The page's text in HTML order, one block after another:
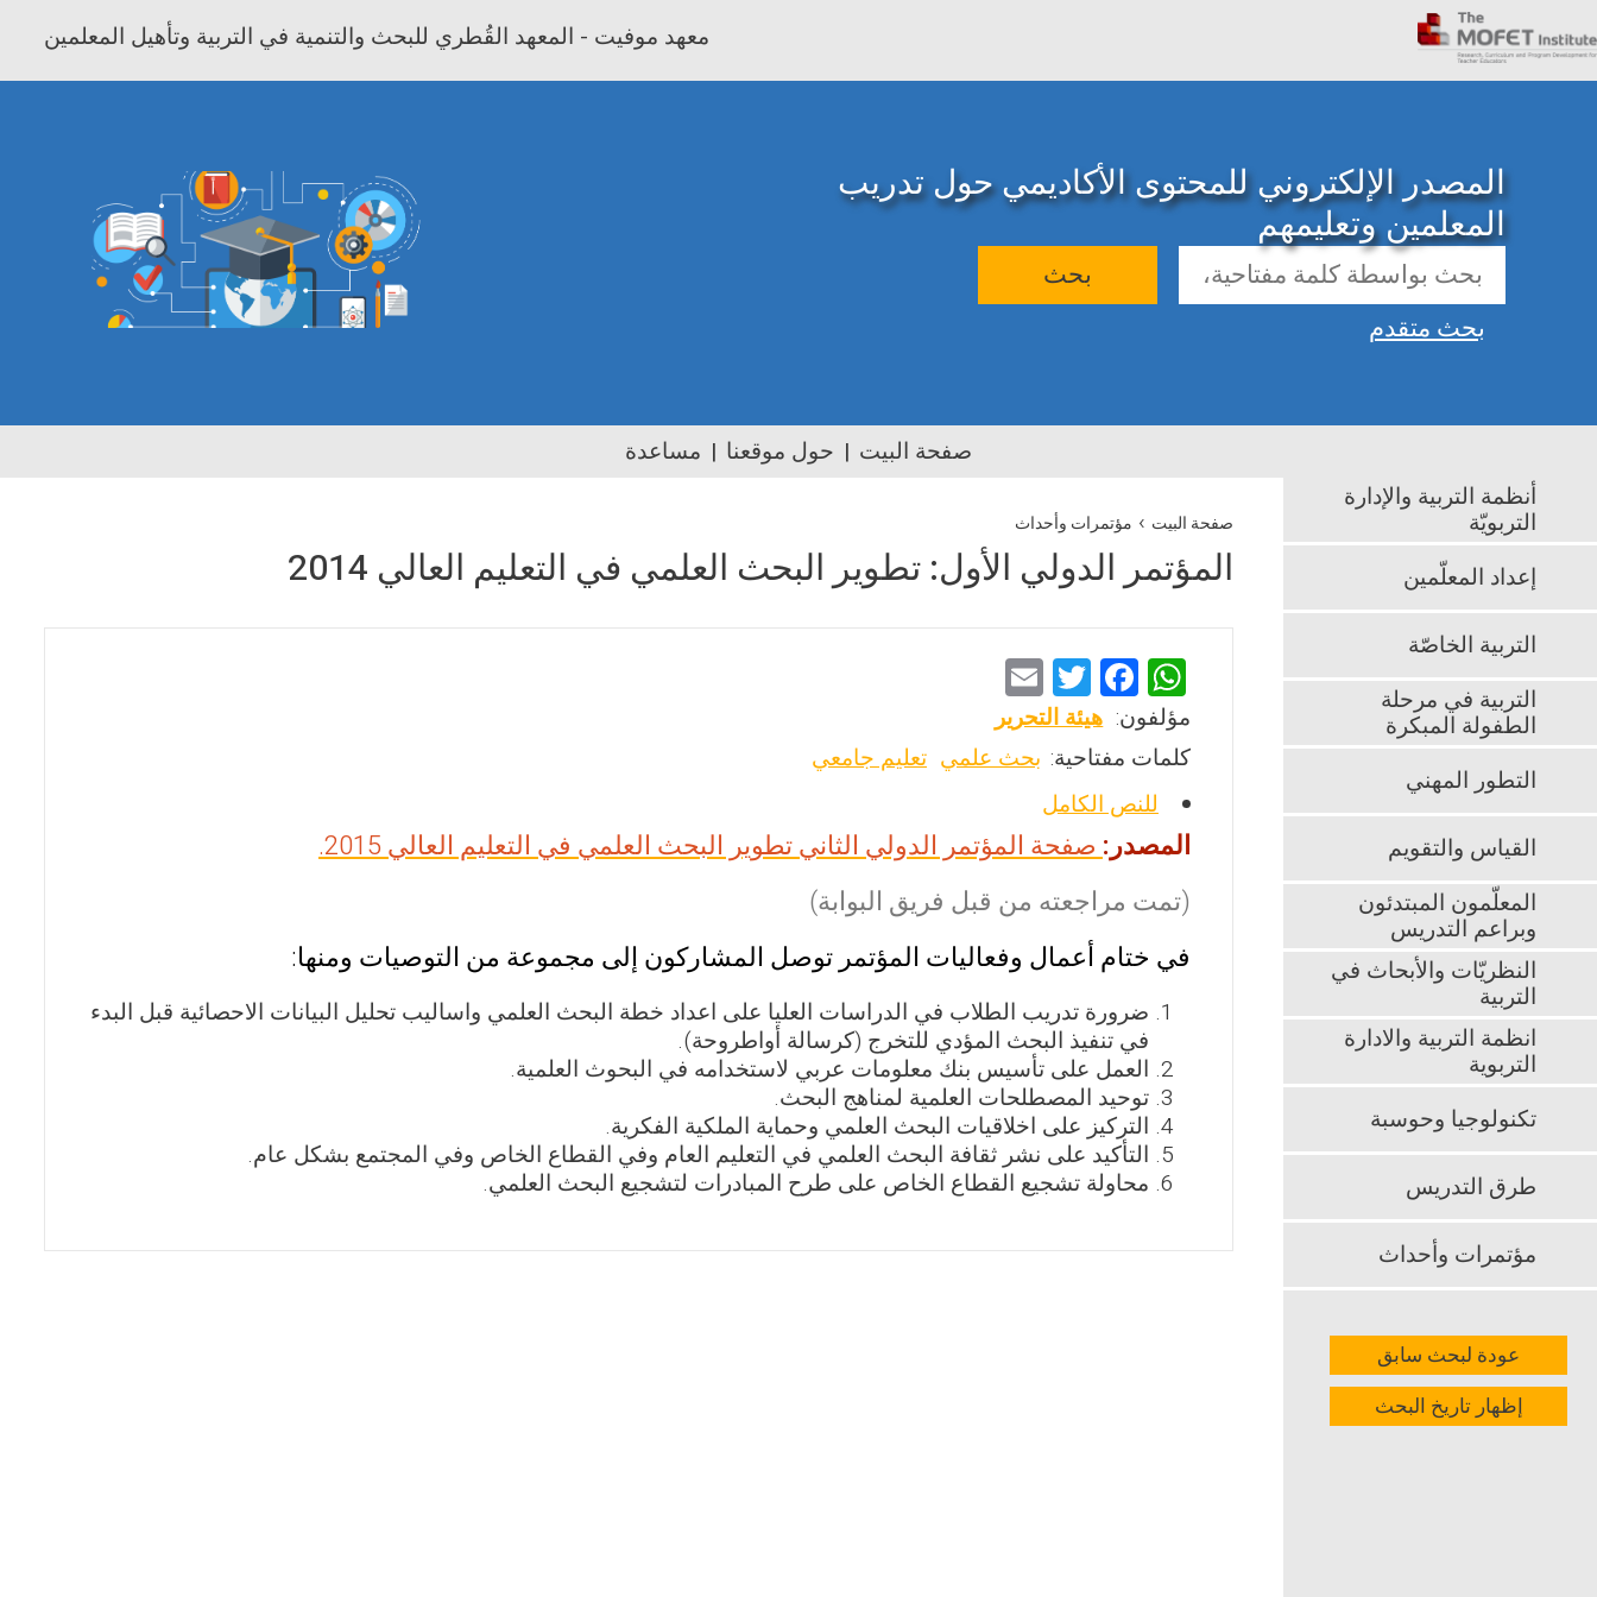
معهد موفيت - المعهد القُطري للبحث والتنمية في التربية وتأهيل المعلمين
المصدر الإلكتروني للمحتوى الأكاديمي حول تدريب
المعلمين وتعليمهم
بحث
بحث متقدم
صفحة البيت حول موقعنا مساعدة
صفحة البيت › مؤتمرات وأحداث
المؤتمر الدولي الأول: تطوير البحث العلمي في التعليم العالي 2014
W
h
at
s
A
p
p
F
a
ce
b
o
o
k
T
wi
tt
m
ai
مؤلفون: هيئة التحرير
كلمات مفتاحية: بحث علمي تعليم جامعي
للنص الكامل
المصدر: صفحة المؤتمر الدولي الثاني تطوير البحث العلمي في التعليم العالي 2015.
(تمت مراجعته من قبل فريق البوابة)
في ختام أعمال وفعاليات المؤتمر توصل المشاركون إلى مجموعة من التوصيات ومنها:
ضرورة تدريب الطلاب في الدراسات العليا على اعداد خطة البحث العلمي واساليب تحليل البيانات الاحصائية قبل البدء
في تنفيذ البحث المؤدي للتخرج (كرسالة أواطروحة).
العمل على تأسيس بنك معلومات عربي لاستخدامه في البحوث العلمية.
توحيد المصطلحات العلمية لمناهج البحث.
التركيز على اخلاقيات البحث العلمي وحماية الملكية الفكرية.
التأكيد على نشر ثقافة البحث العلمي في التعليم العام وفي القطاع الخاص وفي المجتمع بشكل عام.
محاولة تشجيع القطاع الخاص على طرح المبادرات لتشجيع البحث العلمي.
أنظمة التربية والإدارة
التربويّة
إعداد المعلّمين
التربية الخاصّة
التربية في مرحلة
الطفولة المبكرة
التطور المهني
القياس والتقويم
المعلّمون المبتدئون
وبراعم التدريس
النظريّات والأبحاث في
التربية
انظمة التربية والادارة
التربوية
تكنولوجيا وحوسبة
طرق التدريس
مؤتمرات وأحداث
عودة لبحث سابق
إظهار تاريخ البحث